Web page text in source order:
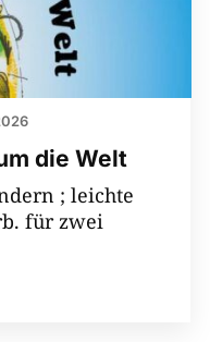
die Welt
; leichte
für zwei